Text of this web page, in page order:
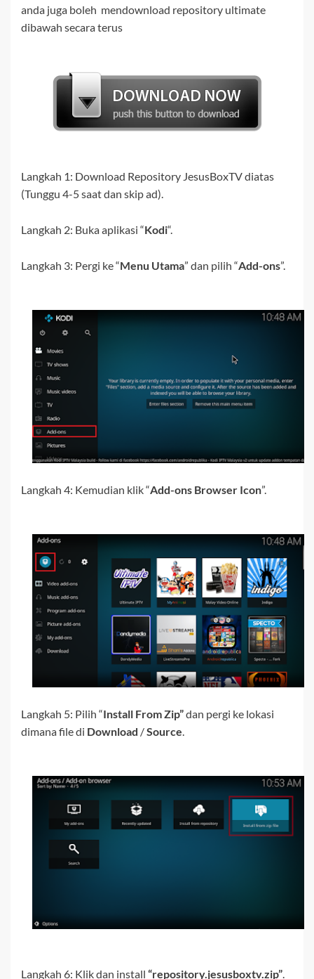
anda juga boleh mendownload repository ultimate
dibawah secara terus
Langkah 1: Download Repository JesusBoxTVdiatas
(Tunggu 4-5 saat dan skip ad).
Langkah 2: Buka aplikasi “Kodi“.
Langkah 3: Pergi ke“Menu Utama” dan pilih “Add-ons”.
Langkah 4: Kemudian klik “Add-ons Browser Icon”.
Langkah 5: Pilih “Install From Zip”dan pergi ke lokasi
dimana file di Download /Source.
Langkah 6: Klik dan install “repository.jesusboxtv.zip”.